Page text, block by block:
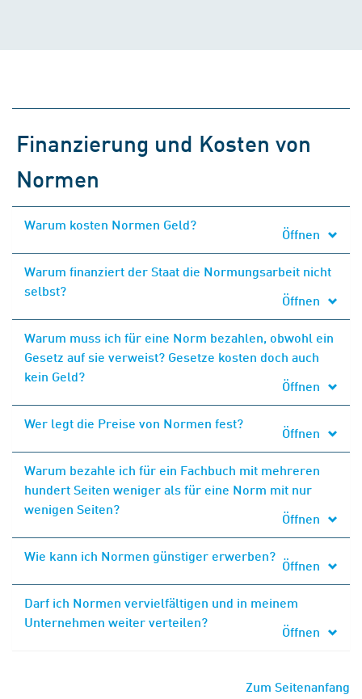
Finanzierung und Kosten von
Normen
Warum kosten Normen Geld?
Öffnen
Warum finanziert der Staat die Normungsarbeit nicht
selbst?
Öffnen
Warum muss ich für eine Norm bezahlen, obwohl ein
Gesetz auf sie verweist? Gesetze kosten doch auch
kein Geld?
Öffnen
Wer legt die Preise von Normen fest?
Öffnen
Warum bezahle ich für ein Fachbuch mit mehreren
hundert Seiten weniger als für eine Norm mit nur
wenigen Seiten?
Öffnen
Wie kann ich Normen günstiger erwerben?
Öffnen
Darf ich Normen vervielfältigen und in meinem
Unternehmen weiter verteilen?
Öffnen
Zum Seitenanfang